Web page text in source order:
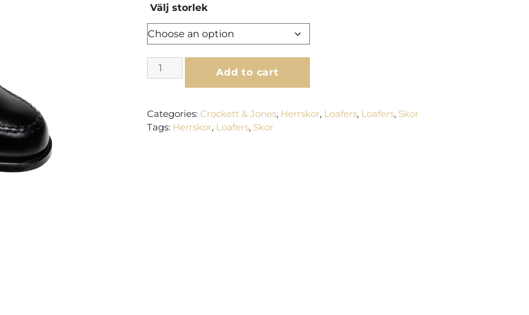
Välj storlek
Crockett
&
Boston
–
Add to cart
Categories: Crockett & Jones, Herrskor, Loafers, Loafers, Skor
Tags: Herrskor, Loafers, Skor